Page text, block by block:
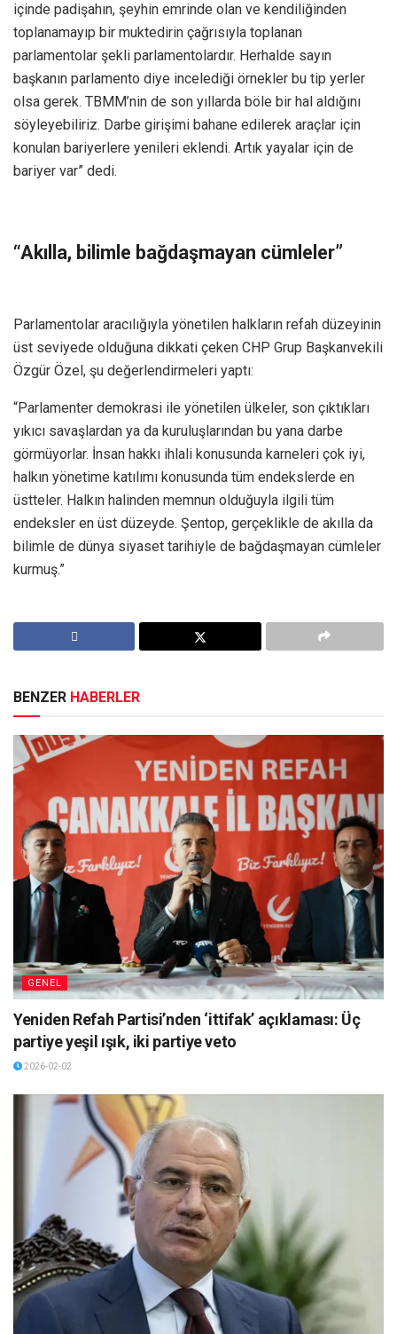
içinde padişahın, şeyhin emrinde olan ve kendiliğinden
toplanamayıp bir muktedirin çağrısıyla toplanan
parlamentolar şekli parlamentolardır. Herhalde sayın
başkanın parlamento diye incelediği örnekler bu tip yerler
olsa gerek. TBMM’nin de son yıllarda böle bir hal aldığını
söyleyebiliriz. Darbe girişimi bahane edilerek araçlar için
konulan bariyerlere yenileri eklendi. Artık yayalar için de
bariyer var” dedi.
“Akılla, bilimle bağdaşmayan cümleler”
Parlamentolar aracılığıyla yönetilen halkların refah düzeyinin
üst seviyede olduğuna dikkati çeken CHP Grup Başkanvekili
Özgür Özel, şu değerlendirmeleri yaptı:
“Parlamenter demokrasi ile yönetilen ülkeler, son çıktıkları
yıkıcı savaşlardan ya da kuruluşlarından bu yana darbe
görmüyorlar. İnsan hakkı ihlali konusunda karneleri çok iyi,
halkın yönetime katılımı konusunda tüm endekslerde en
üstteler. Halkın halinden memnun olduğuyla ilgili tüm
endeksler en üst düzeyde. Şentop, gerçeklikle de akılla da
bilimle de dünya siyaset tarihiyle de bağdaşmayan cümleler
kurmuş.”
BENZER HABERLER
GENEL
Yeniden Refah Partisi’nden ‘ittifak’ açıklaması: Üç
partiye yeşil ışık, iki partiye veto
2026-02-02